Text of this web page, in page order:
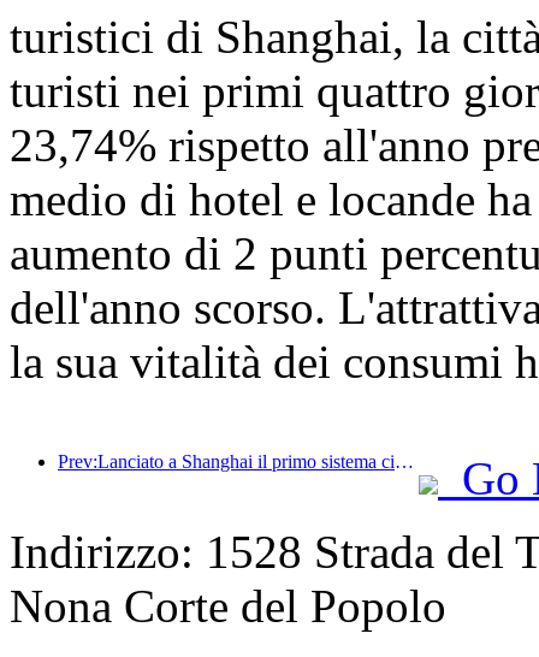
turistici di Shanghai, la
turisti nei primi quattro
23,74% rispetto all'anno
medio di hotel e locande
aumento di 2 punti
dell'anno scorso.
la sua vitalità dei consumi
Prev:Lanciato a Shanghai il primo sistema cinese di consumo culturale e turistico self-service per turisti stranieri
Go
Indirizzo: 1528 Strada del
Nona Corte del Popolo